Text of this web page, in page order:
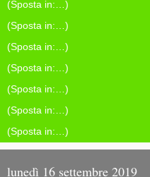
lunedì 16 settembre 2019